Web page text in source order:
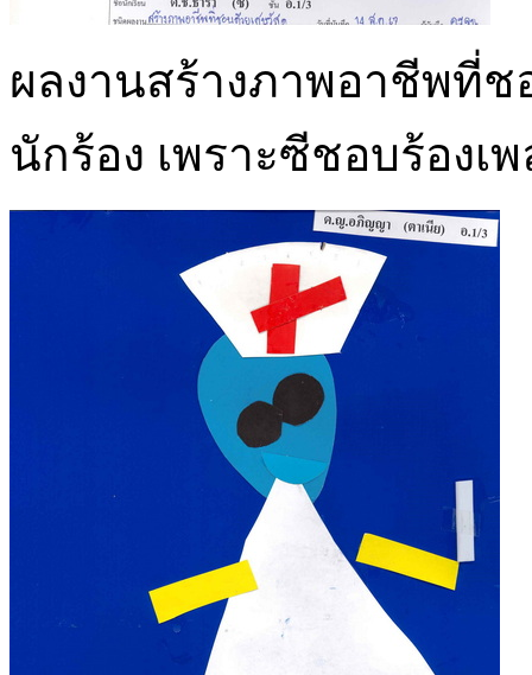
ผลงานสร้างภาพอาชีพที่
นักร้อง เพราะซีชอบร้องเ